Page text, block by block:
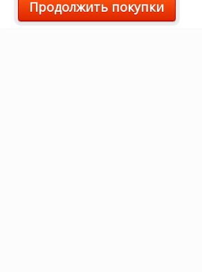
Продолжить покупки